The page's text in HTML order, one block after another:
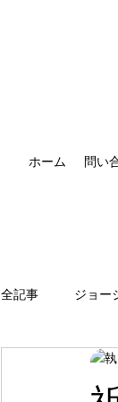
ホーム 問い
全記事 ジョー
祈りの恵みの